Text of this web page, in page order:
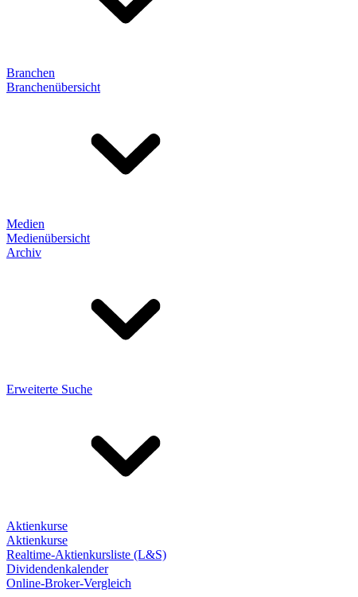
Branchen
Branchenübersicht
Medien
Medienübersicht
Archiv
Erweiterte Suche
Aktienkurse
Aktienkurse
Realtime-Aktienkursliste (L&S)
Dividendenkalender
Online-Broker-Vergleich